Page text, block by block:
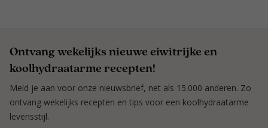
Ontvang wekelijks nieuwe eiwitrijke en
koolhydraatarme recepten!
Meld je aan voor onze nieuwsbrief, net als 15.000 anderen. Zo
ontvang wekelijks recepten en tips voor een koolhydraatarme
levensstijl.